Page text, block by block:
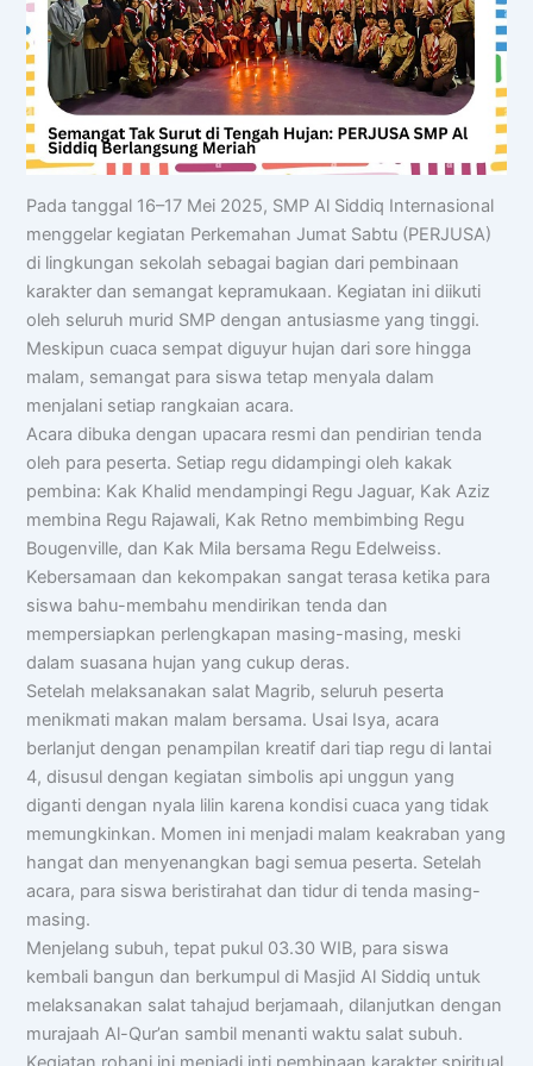
Pada tanggal 16–17 Mei 2025, SMP Al Siddiq Internasional
menggelar kegiatan Perkemahan Jumat Sabtu (PERJUSA)
di lingkungan sekolah sebagai bagian dari pembinaan
karakter dan semangat kepramukaan. Kegiatan ini diikuti
oleh seluruh murid SMP dengan antusiasme yang tinggi.
Meskipun cuaca sempat diguyur hujan dari sore hingga
malam, semangat para siswa tetap menyala dalam
menjalani setiap rangkaian acara.
Acara dibuka dengan upacara resmi dan pendirian tenda
oleh para peserta. Setiap regu didampingi oleh kakak
pembina: Kak Khalid mendampingi Regu Jaguar, Kak Aziz
membina Regu Rajawali, Kak Retno membimbing Regu
Bougenville, dan Kak Mila bersama Regu Edelweiss.
Kebersamaan dan kekompakan sangat terasa ketika para
siswa bahu-membahu mendirikan tenda dan
mempersiapkan perlengkapan masing-masing, meski
dalam suasana hujan yang cukup deras.
Setelah melaksanakan salat Magrib, seluruh peserta
menikmati makan malam bersama. Usai Isya, acara
berlanjut dengan penampilan kreatif dari tiap regu di lantai
4, disusul dengan kegiatan simbolis api unggun yang
diganti dengan nyala lilin karena kondisi cuaca yang tidak
memungkinkan. Momen ini menjadi malam keakraban yang
hangat dan menyenangkan bagi semua peserta. Setelah
acara, para siswa beristirahat dan tidur di tenda masing-
masing.
Menjelang subuh, tepat pukul 03.30 WIB, para siswa
kembali bangun dan berkumpul di Masjid Al Siddiq untuk
melaksanakan salat tahajud berjamaah, dilanjutkan dengan
murajaah Al-Qur’an sambil menanti waktu salat subuh.